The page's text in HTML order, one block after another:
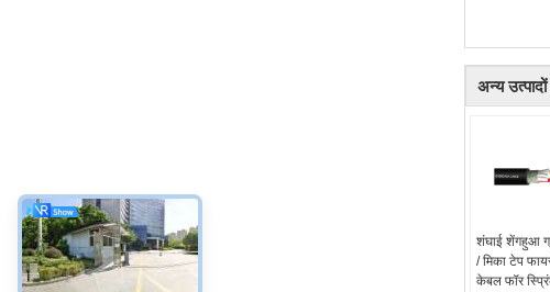
अन्य उत्पादों
शंघाई शेंगहुआ
/ मिका टेप
केबल फॉर